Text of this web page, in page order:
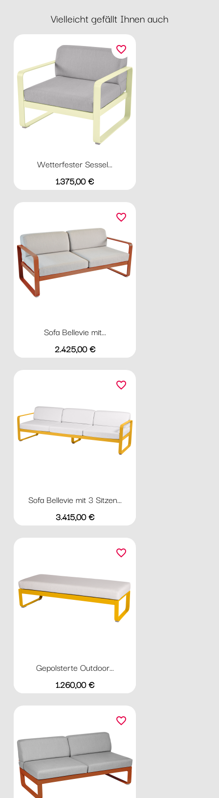
Vielleicht gefällt Ihnen auch
Wetterfester Sessel...
Preis
1.375,00 €
favorite_border
Sofa Bellevie mit...
Preis
2.425,00 €
favorite_border
Sofa Bellevie mit 3 Sitzen...
Preis
3.415,00 €
favorite_border
Gepolsterte Outdoor...
Preis
1.260,00 €
favorite_border
favorite_border